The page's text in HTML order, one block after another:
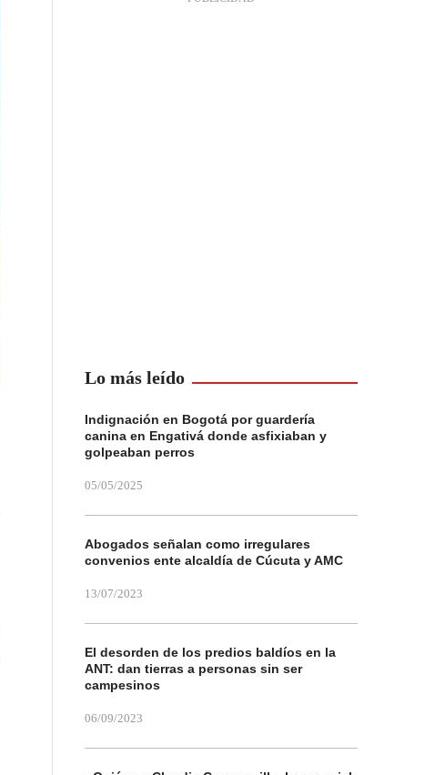
Lo más leído
Indignación en Bogotá por guardería
canina en Engativá donde asfixiaban y
golpeaban perros
05/05/2025
Abogados señalan como irregulares
convenios ente alcaldía de Cúcuta y AMC
13/07/2023
El desorden de los predios baldíos en la
ANT: dan tierras a personas sin ser
campesinos
06/09/2023